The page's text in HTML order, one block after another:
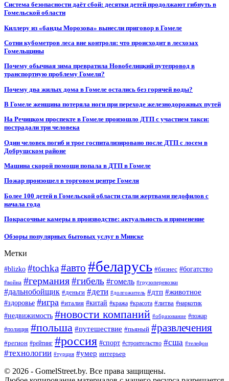
Система безопасности даёт сбой: десятки детей продолжают гибнуть в
Гомельской области
Киллеру из «банды Морозова» вынесли приговор в Гомеле
Сотни кубометров леса вне контроля: что происходит в лесхозах
Гомельщины
Почему обычная зима превратила Новобелицкий путепровод в
транспортную проблему Гомеля?
Почему два жилых дома в Гомеле остались без горячей воды?
В Гомеле женщина потеряла ноги при переходе железнодорожных путей
На Речицком проспекте в Гомеле произошло ДТП с участием такси:
пострадали три человека
Один человек погиб и трое госпитализировано после ДТП с лосем в
Добрушском районе
Машина скорой помощи попала в ДТП в Гомеле
Пожар произошел в торговом центре Гомеля
Более 100 детей в Гомельской области стали жертвами педофилов с
начала года
Покрасочные камеры в производстве: актуальность и применение
Обзоры популярных бытовых услуг в Минске
Метки
#blizko #tochka#авто #беларусь #бизнес #богатство
#война #германия#гибель #гомель #грузоперевозки
#дальнобойщик #деньги #дети #долгожитель #дтп #животное
#здоровье #игра #италия #китай #кража #красота #литва #наркотик
#недвижимость #новости компаний #образование #пожар
#полиция #польша #путешествие #пьяный #развлечения
#регион #рейтинг #россия #спорт #строительство #сша #телефон
#технологии #турция #умер интерьер
© 2026 - GomelStreet.by. Все права защищены.